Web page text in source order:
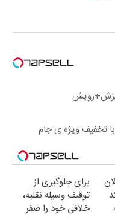
تخفیف ویژه ی جام
برای جلوگیری از
توقیف وسیله نقلیه،
خلافی خود را صفر